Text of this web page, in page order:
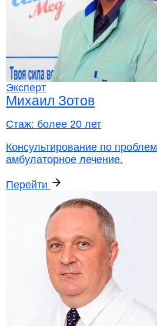
Эксперт
Михаил Зотов
Стаж: более 20 лет
Консультирование по
амбулаторное лечение.
Перейти